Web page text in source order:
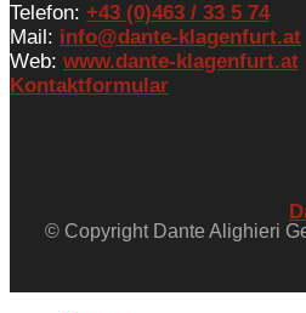
Telefon: +43 (0)463 / 33 5 74
Mail: info@dante-klagenfurt.at
Web: www.dante-klagenfurt.at
Kontaktformular
© Copyright Dante Alighieri